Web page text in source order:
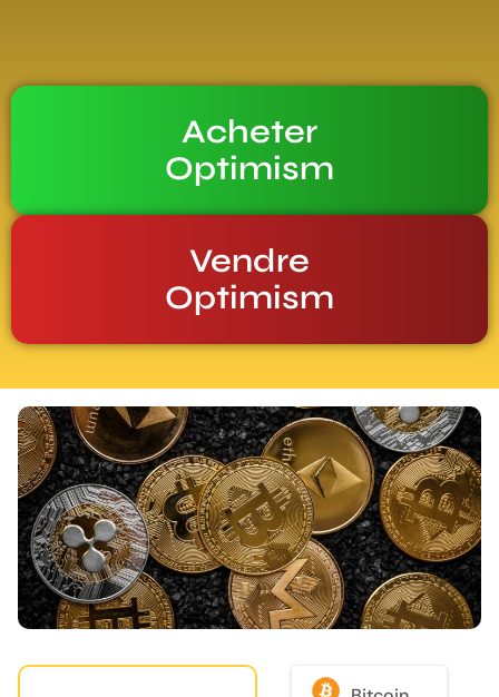
Acheter
Optimism
Vendre
Optimism